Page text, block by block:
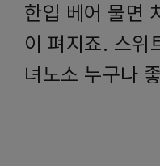
한입 베어 물면
이 펴지죠. 스위
녀노소 누구나